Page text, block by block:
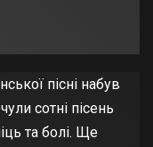
пісні набув
сотні пісень
та болі. Ще